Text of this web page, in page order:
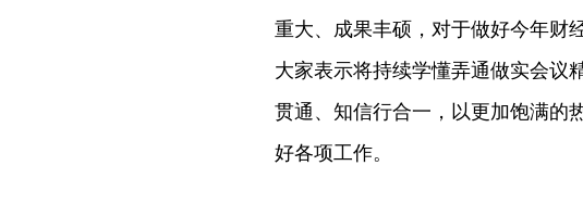
重大、成果丰硕，对于做好今年财
大家表示将持续学懂弄通做实会议
贯通、知信行合一，以更加饱满的
好各项工作。